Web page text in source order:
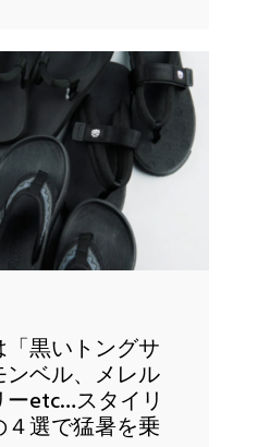
黒いトングサ
ベル、メレル
etc…スタイリ
選で猛暑を乗